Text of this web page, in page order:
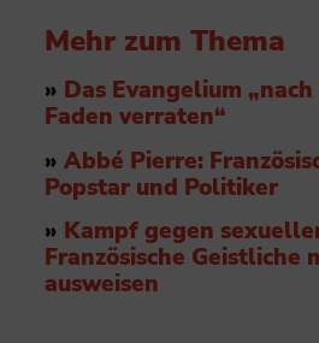
Mehr zum Thema
» Das Evangelium
Faden verraten“
» Abbé Pierre:
Popstar und Politiker
» Kampf gegen
Französische Geistliche
ausweisen